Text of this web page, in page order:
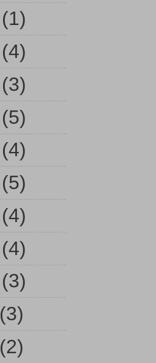
(1)
(4)
(3)
(5)
(4)
(5)
(4)
(4)
(3)
(3)
(2)